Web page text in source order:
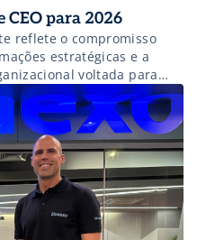
para 2026
reflete o compromisso
estratégicas e a
voltada para